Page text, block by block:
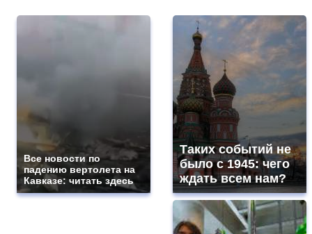
Все новости по
падению вертолета на
Кавказе: читать здесь
Таких событий не
было с 1945: чего
ждать всем нам?